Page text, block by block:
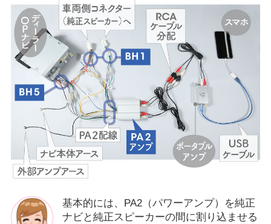
基本的には、PA2（パワーアンプ）を純正
ナビと純正スピーカーの間に割り込ませる